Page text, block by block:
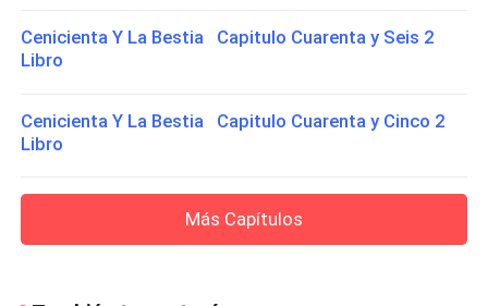
Cenicienta Y La Bestia Capitulo Cuarenta y Seis 2
Libro
Cenicienta Y La Bestia Capitulo Cuarenta y Cinco 2
Libro
Más Capítulos